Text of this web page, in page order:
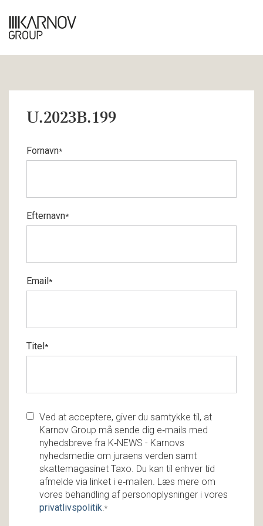
U.2023B.199
Fornavn*
Efternavn*
Email*
Titel*
Ved at acceptere, giver du samtykke til, at
Karnov Group må sende dig e‑mails med
nyhedsbreve fra K‑NEWS - Karnovs
nyhedsmedie om juraens verden samt
skattemagasinet Taxo. Du kan til enhver tid
afmelde via linket i e‑mailen. Læs mere om
vores behandling af personoplysninger i vores
privatlivspolitik.*